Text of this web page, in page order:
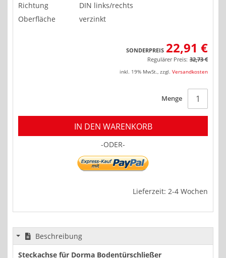
Richtung
DIN links/rechts
Oberfläche
verzinkt
SONDERPREIS 22,91 €
Regulärer Preis: 32,73 €
inkl. 19% MwSt., zzgl. Versandkosten
Menge
IN DEN WARENKORB
-ODER-
Lieferzeit: 2-4 Wochen
Beschreibung
Steckachse für Dorma Bodentürschließer